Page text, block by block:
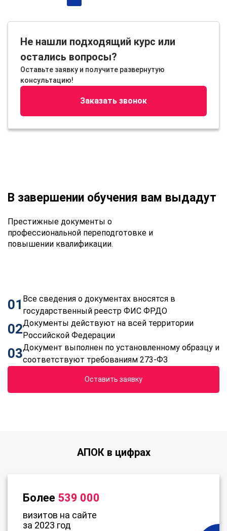
Не нашли подходящий курс или
остались вопросы?
Оставьте заявку и получите развернутую
консультацию!
Заказать звонок
В завершении обучения вам выдадут
Престижные документы о
профессиональной переподготовке и
повышении квалификации.
01 Все сведения о документах вносятся в
государственный реестр ФИС ФРДО
02Документы действуют на всей территории
Российской Федерации
03Документ выполнен по установленному образцу и
соответствуют требованиям 273-ФЗ
Оставить заявку
АПОК в цифрах
Более 539 000
визитов на сайте
за 2023 год